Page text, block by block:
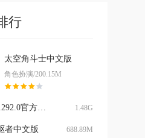
行
太空角斗士中文版
角色扮演/200.15M
迷失蔚蓝 v1.292.0官方版本 1.48G
者中文版 688.89M